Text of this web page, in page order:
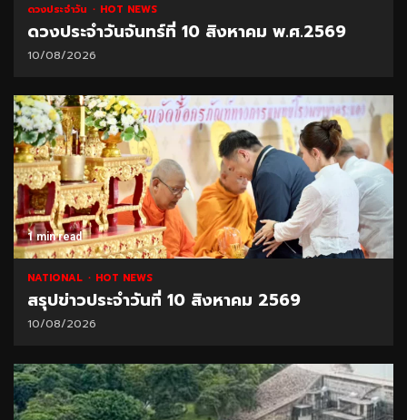
ดวงประจำวัน HOT NEWS
ดวงประจำวันจันทร์ที่ 10 สิงหาคม พ.ศ.2569
10/08/2026
1 min read
NATIONAL HOT NEWS
สรุปข่าวประจำวันที่ 10 สิงหาคม 2569
10/08/2026